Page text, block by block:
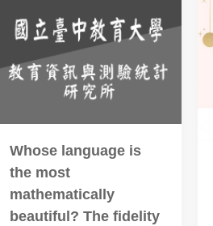
Whose language is
the most
mathematically
beautiful? The fidelity